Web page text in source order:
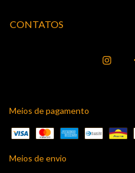
CONTATOS
Meios de pagamento
Meios de envio